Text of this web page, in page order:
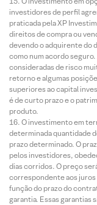
investidores de perfil
praticada pela XP
direitos de compra ou
devendo o adquirente do
como num acordo
consideradas de risco
retorno e algumas
superiores ao capital
é de curto prazo e o
produto.
O investimento em
determinada quantidade
prazo determinado. O
pelos investidores,
dias corridos. O preço
correspondente aos juros
função do prazo do
garantia. Essas garantias